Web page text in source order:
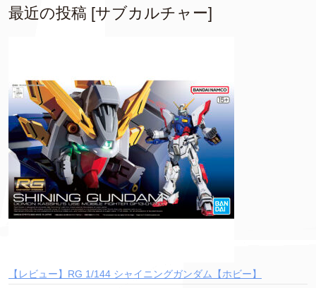
最近の投稿 [サブカルチャー]
【レビュー】RG 1/144 シャイニングガンダム【ホビー】